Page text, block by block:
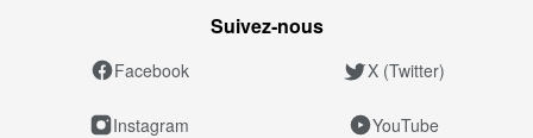
Suivez‑nous
Facebook X (Twitter)
Instagram YouTube